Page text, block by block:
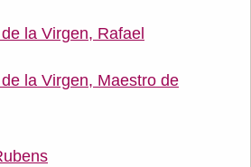
la Virgen, Rafael
la Virgen, Maestro de